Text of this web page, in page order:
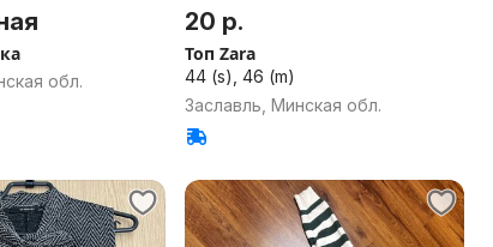
обл.
20 р.
Топ Zara
44 (s), 46 (m)
Заславль, Минская обл.